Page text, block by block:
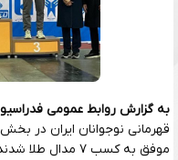
به گزارش روابط عمومی
قهرمانی نوجوانان ایران در